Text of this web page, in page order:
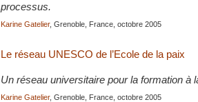
processus.
Karine Gatelier, Grenoble, France, octobre 2005
Le réseau UNESCO de l’Ecole de la paix
Un réseau universitaire pour la formation à
Karine Gatelier, Grenoble, France, octobre 2005